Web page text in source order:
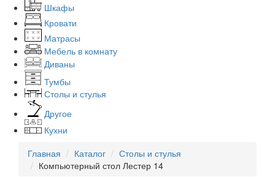
Шкафы
Кровати
Матрасы
Мебель в комнату
Диваны
Тумбы
Столы и стулья
Другое
Кухни
Главная
Каталог
Столы и стулья
Компьютерный стол Лестер 14